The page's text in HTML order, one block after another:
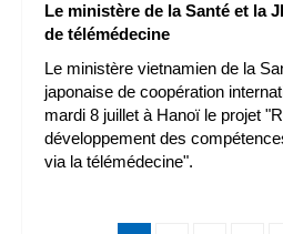
Le ministère de la Santé et la
de télémédecine
Le ministère vietnamien de la
japonaise de coopération
mardi 8 juillet à Hanoï le projet
développement des
via la télémédecine".